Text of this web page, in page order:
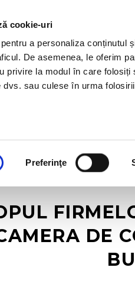
cookie-uri
a personaliza conținutul
De asemenea, le oferim
privire la modul în care
dvs. sau culese în urma
Preferinţe
PROMOTII HR
DE